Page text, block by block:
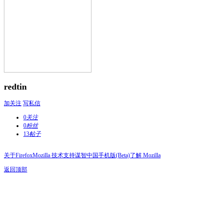
redtin
加关注 写私信
0关注
0粉丝
13帖子
关于FirefoxMozilla 技术支持谋智中国手机版(Beta)了解 Mozilla
返回顶部